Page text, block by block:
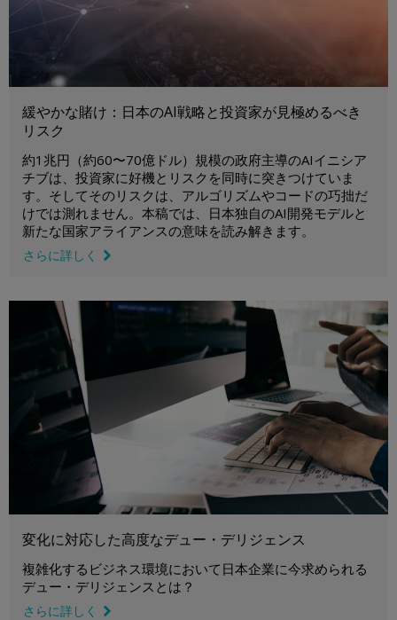
緩やかな賭け：日本のAI戦略と投資家が見極めるべき
リスク
約1兆円（約60〜70億ドル）規模の政府主導のAIイニシア
チブは、投資家に好機とリスクを同時に突きつけていま
す。そしてそのリスクは、アルゴリズムやコードの巧拙だ
けでは測れません。本稿では、日本独自のAI開発モデルと
新たな国家アライアンスの意味を読み解きます。
さらに詳しく
変化に対応した高度なデュー・デリジェンス
複雑化するビジネス環境において日本企業に今求められる
デュー・デリジェンスとは？
さらに詳しく